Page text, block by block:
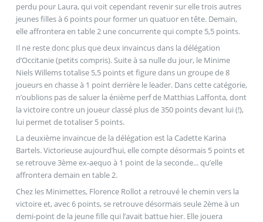
perdu pour Laura, qui voit cependant revenir sur elle trois autres
jeunes filles à 6 points pour former un quatuor en tête. Demain,
elle affrontera en table 2 une concurrente qui compte 5,5 points.
Il ne reste donc plus que deux invaincus dans la délégation
d’Occitanie (petits compris). Suite à sa nulle du jour, le Minime
Niels Willems totalise 5,5 points et figure dans un groupe de 8
joueurs en chasse à 1 point derrière le leader. Dans cette catégorie,
n’oublions pas de saluer la énième perf de Matthias Laffonta, dont
la victoire contre un joueur classé plus de 350 points devant lui (!),
lui permet de totaliser 5 points.
La deuxième invaincue de la délégation est la Cadette Karina
Bartels. Victorieuse aujourd’hui, elle compte désormais 5 points et
se retrouve 3ème ex-aequo à 1 point de la seconde... qu’elle
affrontera demain en table 2.
Chez les Minimettes, Florence Rollot a retrouvé le chemin vers la
victoire et, avec 6 points, se retrouve désormais seule 2ème à un
demi-point de la jeune fille qui l’avait battue hier. Elle jouera